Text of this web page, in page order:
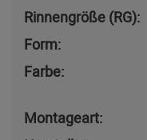
Rinnengröße (RG):
Form:
Farbe:
Montageart: